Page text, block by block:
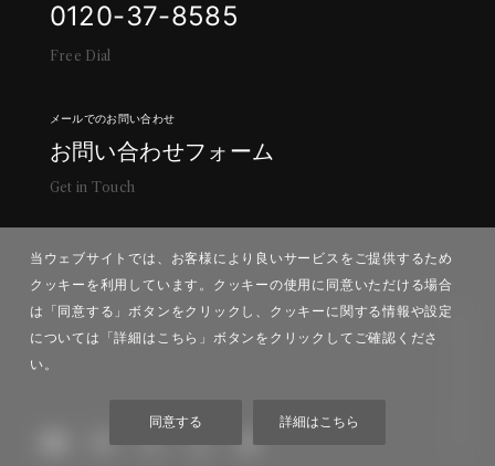
0120-37-8585
Fre e Dia
メールでのお問い合わせ
お問い合わせフ ォ ーム
Get in Tou c h
当ウェブサイトでは、お客様により良いサービスをご提供するため
クッキーを利用しています。クッキーの使用に同意いただける場合
は「同意する」ボタンをクリックし、クッキーに関する情報や設定
については「詳細はこちら」ボタンをクリックしてご確認くださ
い。
同意する 詳細はこ ち ら